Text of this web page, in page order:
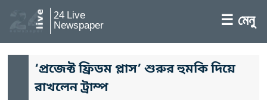
24 Live
Newspaper ☰ মেনু
‘প্রজেক্ট ফ্রিডম প্লাস’ শুরুর হুমকি দিয়ে
রাখলেন ট্রাম্প